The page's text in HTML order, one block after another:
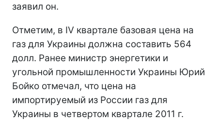
заявил он.
Отметим, в IV квартале базовая цена на
газ для Украины должна составить 564
долл. Ранее министр энергетики и
угольной промышленности Украины Юрий
Бойко отмечал, что цена на
импортируемый из России газ для
Украины в четвертом квартале 2011 г.